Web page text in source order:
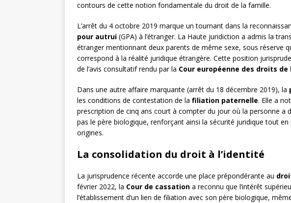
contours de cette notion fondamentale du droit de la famille.
L’arrêt du 4 octobre 2019 marque un tournant dans la
pour autrui (GPA) à l’étranger. La Haute juridiction a admis la
étranger mentionnant deux parents de même sexe, sous réserve
correspond à la réalité juridique étrangère. Cette position
de l’avis consultatif rendu par la Cour européenne des droits de
Dans une autre affaire marquante (arrêt du 18 décembre 2019), la
les conditions de contestation de la filiation paternelle. Elle a
prescription de cinq ans court à compter du jour où la personne a
pas le père biologique, renforçant ainsi la sécurité juridique tout
origines.
La consolidation du droit à l’identité
La jurisprudence récente accorde une place prépondérante au
février 2022, la Cour de cassation a reconnu que l’intérêt
l’établissement d’un lien de filiation avec son père biologique,